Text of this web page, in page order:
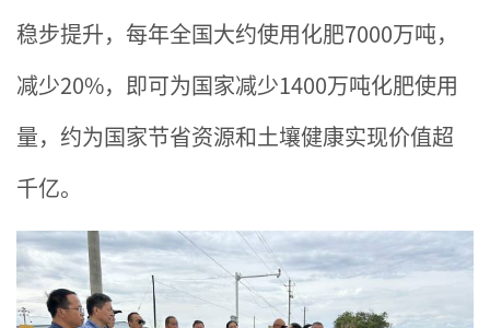
稳步提升，每年全国大约使用化肥7000万吨，
减少20%，即可为国家减少1400万吨化肥使用
量，约为国家节省资源和土壤健康实现价值超
千亿。